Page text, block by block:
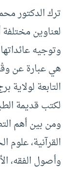
ترك الدكتور
لعناوين مختلفة
وتوجيه
هي عبارة عن
التابعة
لكتب قديمة
ومن بين أهم
القرآنية، علوم
وأصول الفقه،